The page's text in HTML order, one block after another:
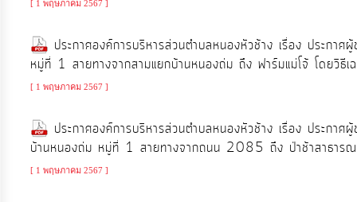
ความ
การ
งาน
การ
[ 1 พฤษภาคม 2567 ]
ประกาศองค์การบริหารส่วนตำบลหนองหัวช้าง เรื่อง ประกาศ
หมู่ที่ 1 สายทางจากสามแยกบ้านหนองถ่ม ถึง ฟาร์มแม่โจ้ โดยวิธีเฉ
[ 1 พฤษภาคม 2567 ]
ประกาศองค์การบริหารส่วนตำบลหนองหัวช้าง เรื่อง ประกาศ
บ้านหนองถ่ม หมู่ที่ 1 สายทางจากถนน 2085 ถึง ป่าช้าสาธารณะ
[ 1 พฤษภาคม 2567 ]